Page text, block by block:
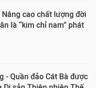
Nâng cao chất lượng đời
là “kim chỉ nam” phát
- Quần đảo Cát Bà được